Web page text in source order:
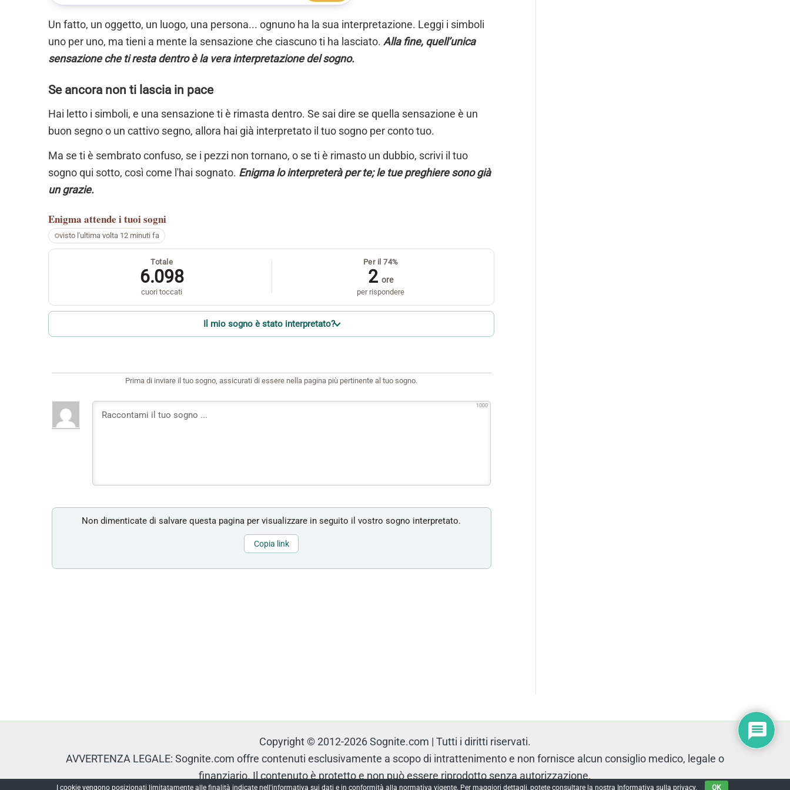
Un fatto, un oggetto, un luogo, una persona... ognuno ha la sua interpretazione. Leggi i simboli
uno per uno, ma tieni a mente la sensazione che ciascuno ti ha lasciato. Alla fine, quell’unica
sensazione che ti resta dentro è la vera interpretazione del sogno.
Se ancora non ti lascia in pace
Hai letto i simboli, e una sensazione ti è rimasta dentro. Se sai dire se quella sensazione è un
buon segno o un cattivo segno, allora hai già interpretato il tuo sogno per conto tuo.
Ma se ti è sembrato confuso, se i pezzi non tornano, o se ti è rimasto un dubbio, scrivi il tuo
sogno qui sotto, così come l'hai sognato. Enigma lo interpreterà per te; le tue preghiere sono già
un grazie.
Enigma attende i tuoi sogni
visto l'ultima volta 12 minuti fa
Totale
6.098
cuori toccati
Per il 74%
2 ore
per rispondere
Il mio sogno è stato interpretato?
Prima di inviare il tuo sogno, assicurati di essere nella pagina più pertinente al tuo sogno.
1000
Non dimenticate di salvare questa pagina per visualizzare in seguito il vostro sogno interpretato.
Copia link
Copyright © 2012-2026 Sognite.com | Tutti i diritti riservati.
AVVERTENZA LEGALE: Sognite.com offre contenuti esclusivamente a scopo di intrattenimento e non fornisce alcun consiglio medico, legale o
finanziario. Il contenuto è protetto e non può essere riprodotto senza autorizzazione.
I cookie vengono posizionati limitatamente alle finalità indicate nell'informativa sui dati e in conformità alla normativa vigente. Per maggiori dettagli, potete consultare la nostra Informativa sulla privacy. OK